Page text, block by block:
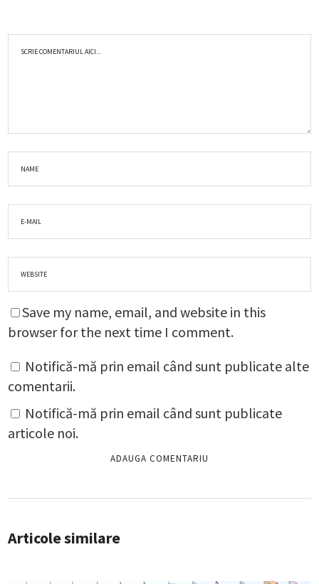
Save my name, email, and website in this
browser for the next time I comment.
Notifică-mă prin email când sunt publicate alte
comentarii.
Notifică-mă prin email când sunt publicate
articole noi.
Articole similare